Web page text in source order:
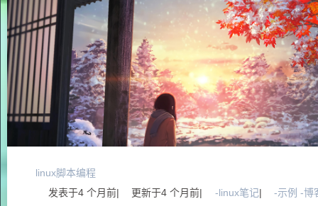
linux脚本编程
发表于4 个月前| 更新于4 个月前| -linux笔记|
-示例 -博